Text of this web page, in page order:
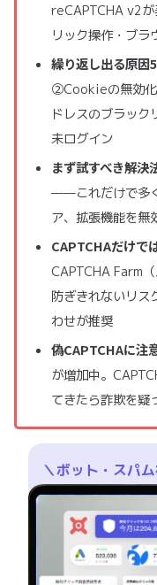
reCAPTCHA v2が
リック操作・ブラ
繰り返し出る原因
②Cookieの無効
ドレスのブラッ
未ログイン
まず試すべき解決
——これだけで多
ア、拡張機能を無
CAPTCHAだけで
CAPTCHA Farm
防ぎきれないリス
わせが推奨
偽CAPTCHAに注
が増加中。
てきたら詐欺を疑
＼ボット・スパ